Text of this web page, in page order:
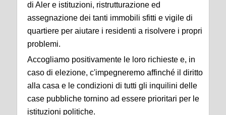
di Aler e istituzioni, ristrutturazione ed
assegnazione dei tanti immobili sfitti e vigile di
quartiere per aiutare i residenti a risolvere i propri
problemi.
Accogliamo positivamente le loro richieste e, in
caso di elezione, c'impegneremo affinché il diritto
alla casa e le condizioni di tutti gli inquilini delle
case pubbliche tornino ad essere prioritari per le
istituzioni politiche.